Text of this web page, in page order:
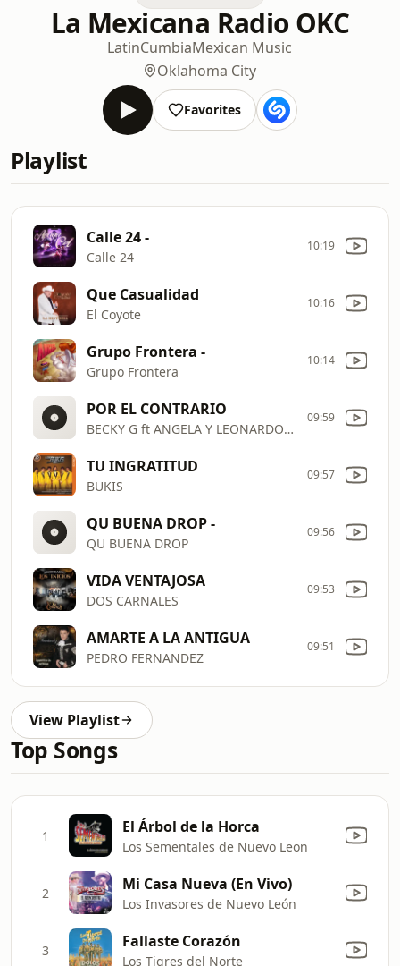
La Mexicana Radio OKC
LatinCumbiaMexican Music
Oklahoma City
Favorites
Playlist
Calle 24 -
Calle 24
10:19
Que Casualidad
El Coyote
10:16
Grupo Frontera -
Grupo Frontera
10:14
POR EL CONTRARIO
BECKY G ft ANGELA Y LEONARDO AGUILAR
09:59
TU INGRATITUD
BUKIS
09:57
QU BUENA DROP -
QU BUENA DROP
09:56
VIDA VENTAJOSA
DOS CARNALES
09:53
AMARTE A LA ANTIGUA
PEDRO FERNANDEZ
09:51
View Playlist
Top Songs
1 El Árbol de la Horca
Los Sementales de Nuevo Leon
2 Mi Casa Nueva (En Vivo)
Los Invasores de Nuevo León
3 Fallaste Corazón
Los Tigres del Norte